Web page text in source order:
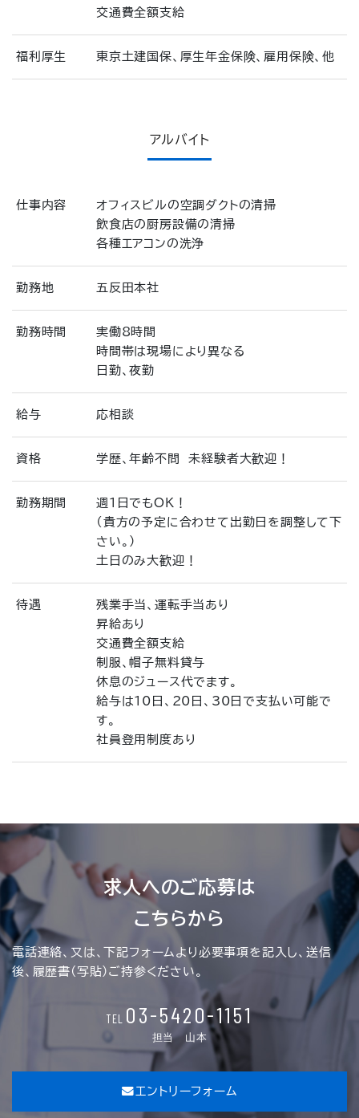
交通費全額支給
福利厚生 東京土建国保、厚生年金保険、雇用保険、他
アルバイト
仕事内容
オフィスビルの空調ダクトの清掃
飲食店の厨房設備の清掃
各種エアコンの洗浄
勤務地 五反田本社
勤務時間
実働8時間
時間帯は現場により異なる
日勤、夜勤
給与 応相談
資格 学歴、年齢不問 未経験者大歓迎！
勤務期間
週1日でもOK！
（貴方の予定に合わせて出勤日を調整して下
さい。）
土日のみ大歓迎！
待遇
残業手当、運転手当あり
昇給あり
交通費全額支給
制服、帽子無料貸与
休息のジュース代でます。
給与は10日、20日、30日で支払い可能で
す。
社員登用制度あり
求人へのご応募は
こちらから
電話連絡、又は、下記フォームより必要事項を記入し、送信
後、履歴書(写貼)ご持参ください。
TEL 03-5420-1151
担当 山本
エントリーフォーム